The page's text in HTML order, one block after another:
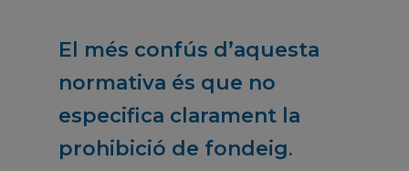
El més confús d’aquesta
normativa és que no
especifica clarament la
prohibició de fondeig.